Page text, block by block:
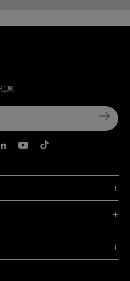
息
Facebook
Instagram
Belkin LInkedIn
Belkin Youtube
Belkin